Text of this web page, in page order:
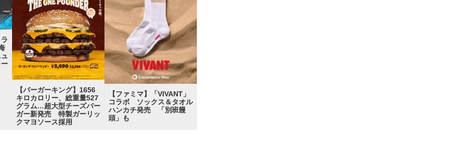
【バーガーキング】1656
キロカロリー、総重量527
グラム…超大型チーズバー
ガー新発売 特製ガーリッ
クマヨソース採用
【ファミマ】「VIVANT」
コラボ ソックス＆タオル
ハンカチ発売 「別班饅
頭」も